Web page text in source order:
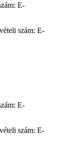
E-
szám: E-
E-
szám: E-